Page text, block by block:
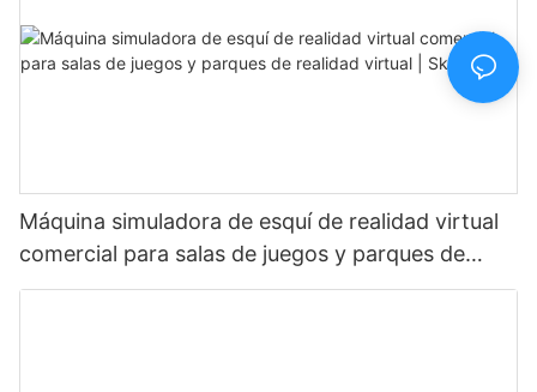
Máquina simuladora de esquí de realidad virtual
comercial para salas de juegos y parques de
realidad virtual | Skyfun